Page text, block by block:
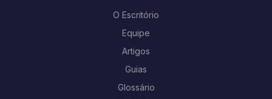
O Escritório
Equipe
Artigos
Guias
Glossário